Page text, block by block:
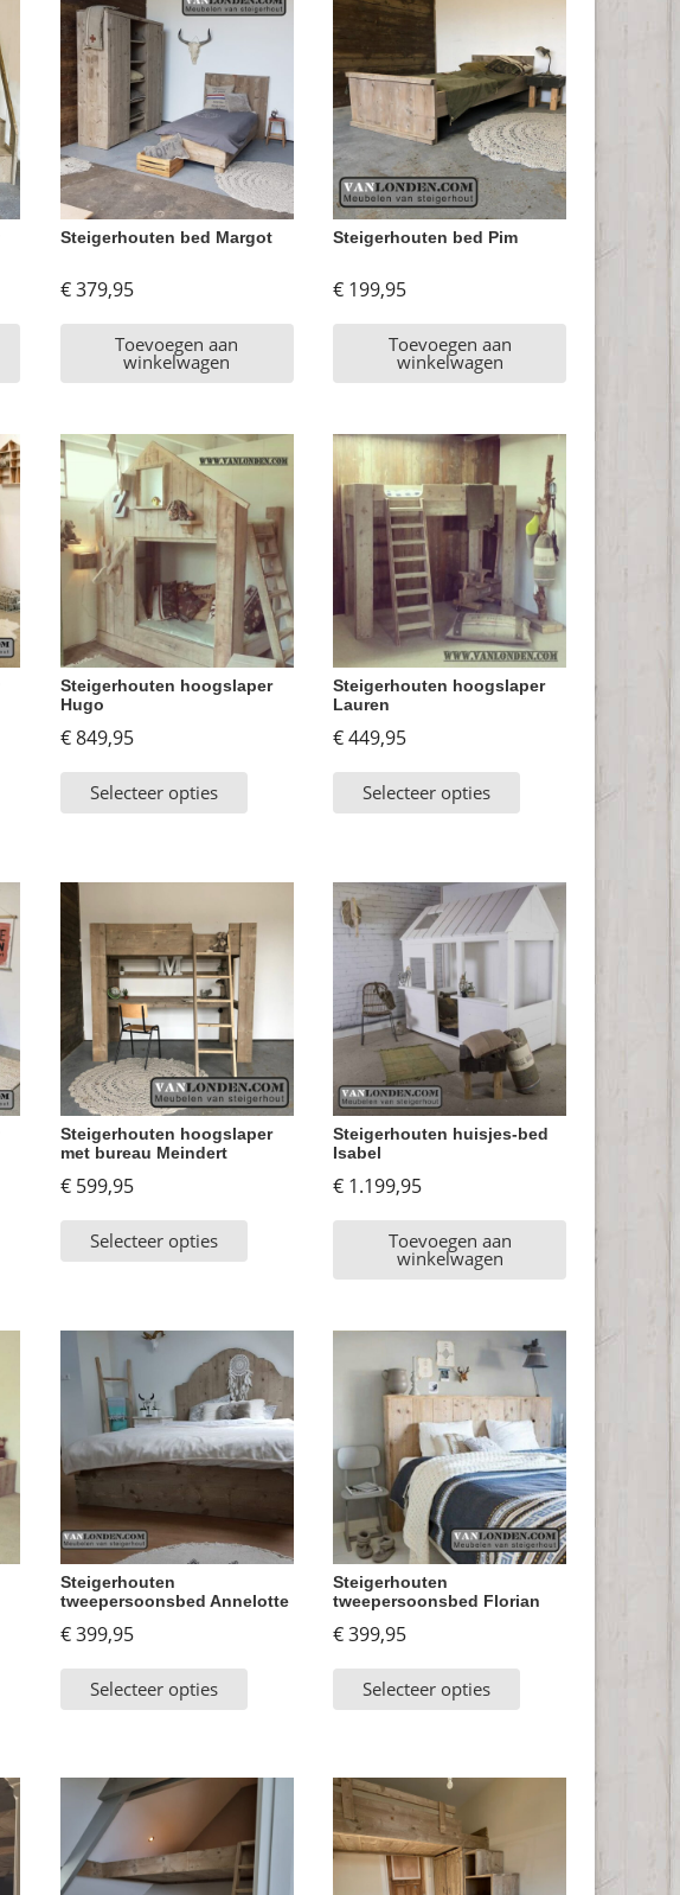
Steigerhouten bed Margot
€379,95
Toevoegen aan
winkelwagen
Steigerhouten bed Pim
€ 199,95
Toevoegen aan
winkelwagen
Steigerhouten hoogslaper
Hugo
€849,95
Selecteer opties
Steigerhouten hoogslaper
Lauren
€449,95
Selecteer opties
Steigerhouten hoogslaper
met bureau Meindert
€599,95
Selecteer opties
Steigerhouten huisjes-bed
Isabel
€ 1.199,95
Toevoegen aan
winkelwagen
Steigerhouten
tweepersoonsbed Annelotte
€399,95
Selecteer opties
Steigerhouten
tweepersoonsbed Florian
€399,95
Selecteer opties